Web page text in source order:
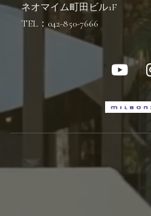
ネオマイム町田ビル1F
TEL：042-850-7666